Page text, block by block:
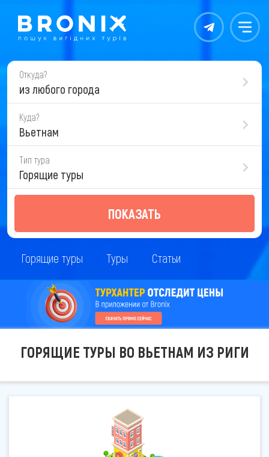
Контакты Меню
Откуда?
из любого города
Куда?
Вьетнам
Тип тура
Горящие туры
ПОКАЗАТЬ
Горящие туры Туры Статьи
ГОРЯЩИЕ ТУРЫ ВО ВЬЕТНАМ ИЗ РИГИ